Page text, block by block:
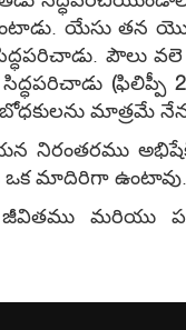
యేసు తన
పౌలు
(ఫిలిప్పీ
మాత్రమే నేను
నిరంతరము
ఒక మాదిరిగా ఉంటావు.
మరియు